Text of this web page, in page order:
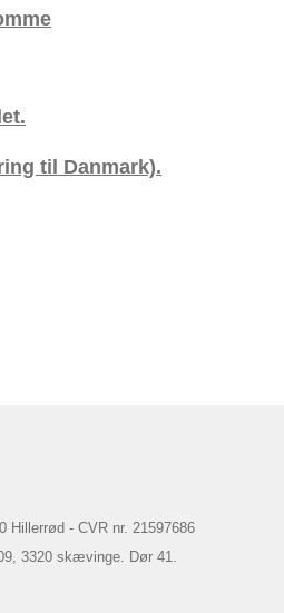
til Danmark).
Hillerrød - CVR nr. 21597686
3320 skævinge. Dør 41.